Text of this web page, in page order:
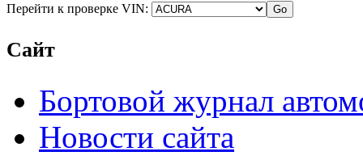
Перейти к проверке VIN:
Сайт
Бортовой журнал
Новости сайта